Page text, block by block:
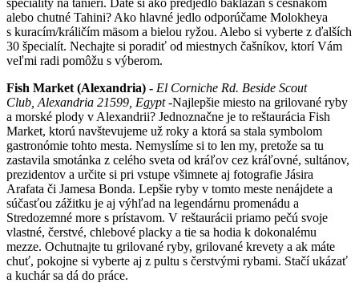
špeciality na tanieri. Dáte si ako predjedlo baklažán s cesnakom
alebo chutné Tahini? Ako hlavné jedlo odporúčame Molokheya
s kuracím/králičím mäsom a bielou ryžou. Alebo si vyberte z ďalších
30 špecialít. Nechajte si poradiť od miestnych čašníkov, ktorí Vám
veľmi radi pomôžu s výberom.
Fish Market (Alexandria) - El Corniche Rd. Beside Scout
Club, Alexandria 21599, Egypt -Najlepšie miesto na grilované ryby
a morské plody v Alexandrii? Jednoznačne je to reštaurácia Fish
Market, ktorú navštevujeme už roky a ktorá sa stala symbolom
gastronómie tohto mesta. Nemyslíme si to len my, pretože sa tu
zastavila smotánka z celého sveta od kráľov cez kráľovné, sultánov,
prezidentov a určite si pri vstupe všimnete aj fotografie Jásira
Arafata či Jamesa Bonda. Lepšie ryby v tomto meste nenájdete a
súčasťou zážitku je aj výhľad na legendárnu promenádu a
Stredozemné more s prístavom. V reštaurácii priamo pečú svoje
vlastné, čerstvé, chlebové placky a tie sa hodia k dokonalému
mezze. Ochutnajte tu grilované ryby, grilované krevety a ak máte
chuť, pokojne si vyberte aj z pultu s čerstvými rybami. Stačí ukázať
a kuchár sa dá do práce.